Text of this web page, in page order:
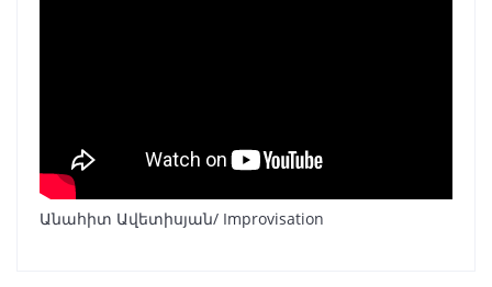
Անահիտ Ավետիսյան/ Improvisation